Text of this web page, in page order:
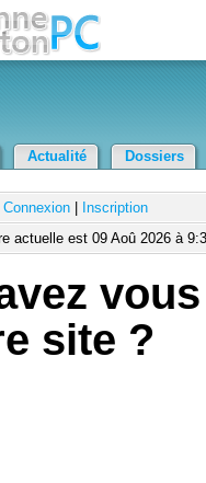
Actualité Dossiers
Connexion
Inscription
actuelle est 09 Aoû 2026 à
site ?